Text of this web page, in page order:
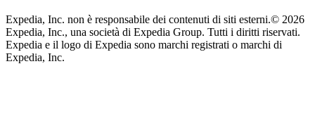
Expedia, Inc. non è responsabile dei contenuti di siti esterni.© 2026
Expedia, Inc., una società di Expedia Group. Tutti i diritti riservati.
Expedia e il logo di Expedia sono marchi registrati o marchi di
Expedia, Inc.